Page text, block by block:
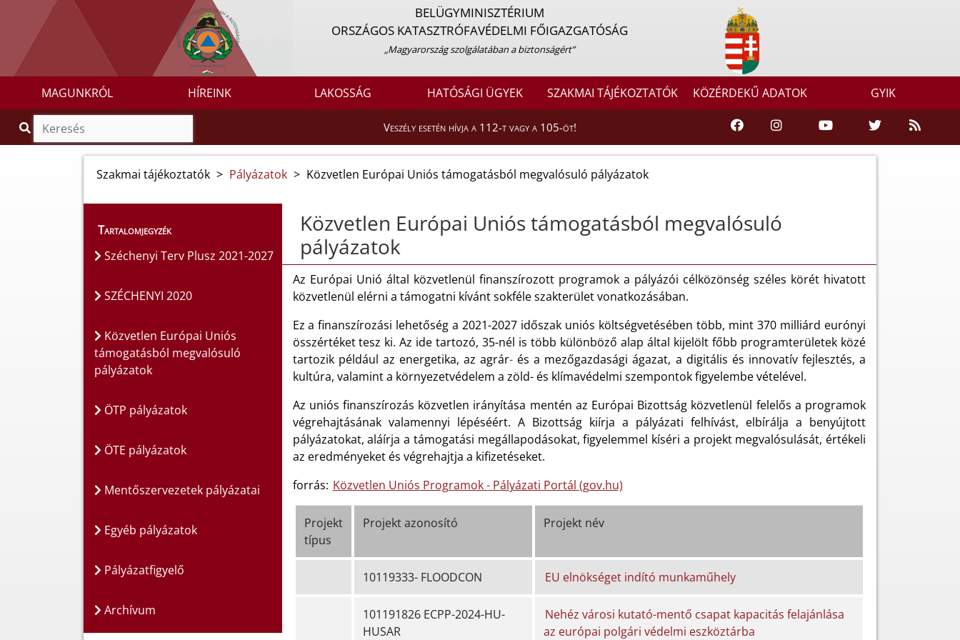
BELÜGYMINISZTÉRIUM
ORSZÁGOS KATASZTRÓFAVÉDELMI FŐIGAZGATÓSÁG
„Magyarország szolgálatában a biztonságért”
MAGUNKRÓL HÍREINK LAKOSSÁG HATÓSÁGI ÜGYEK SZAKMAI TÁJÉKOZTATÓK KÖZÉRDEKŰ ADATOK GYIK
Veszély esetén hívja a 112-t vagy a 105-öt!
Szakmai tájékoztatók > Pályázatok > Közvetlen Európai Uniós támogatásból megvalósuló pályázatok
Tartalomjegyzék
Széchenyi Terv Plusz 2021-2027
SZÉCHENYI 2020
Közvetlen Európai Uniós
támogatásból megvalósuló
pályázatok
ÖTP pályázatok
ÖTE pályázatok
Mentőszervezetek pályázatai
Egyéb pályázatok
Pályázatfigyelő
Archívum
Közvetlen Európai Uniós támogatásból megvalósuló
pályázatok
Az Európai Unió által közvetlenül finanszírozott programok a pályázói célközönség széles körét hivatott
közvetlenül elérni a támogatni kívánt sokféle szakterület vonatkozásában.
Ez a finanszírozási lehetőség a 2021-2027 időszak uniós költségvetésében több, mint 370 milliárd eurónyi
összértéket tesz ki. Az ide tartozó, 35-nél is több különböző alap által kijelölt főbb programterületek közé
tartozik például az energetika, az agrár- és a mezőgazdasági ágazat, a digitális és innovatív fejlesztés, a
kultúra, valamint a környezetvédelem a zöld- és klímavédelmi szempontok figyelembe vételével.
Az uniós finanszírozás közvetlen irányítása mentén az Európai Bizottság közvetlenül felelős a programok
végrehajtásának valamennyi lépéséért. A Bizottság kiírja a pályázati felhívást, elbírálja a benyújtott
pályázatokat, aláírja a támogatási megállapodásokat, figyelemmel kíséri a projekt megvalósulását, értékeli
az eredményeket és végrehajtja a kifizetéseket.
forrás: Közvetlen Uniós Programok - Pályázati Portál (gov.hu)
Projekt
típus
Projekt azonosító Projekt név
10119333- FLOODCON EU elnökséget indító munkaműhely
101191826 ECPP-2024-HU-
HUSAR
Nehéz városi kutató-mentő csapat kapacitás felajánlása
az európai polgári védelmi eszköztárba